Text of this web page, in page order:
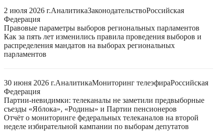
2 июля 2026 г.АналитикаЗаконодательствоРоссийская
Федерация
Правовые параметры выборов региональных парламентов
Как за пять лет изменились правила проведения выборов и
распределения мандатов на выборах региональных
парламентов
30 июня 2026 г.АналитикаМониторинг телеэфираРоссийская
Федерация
Партии-невидимки: телеканалы не заметили предвыборные
съезды «Яблока», «Родины» и Партии пенсионеров
Отчёт о мониторинге федеральных телеканалов на второй
неделе избирательной кампании по выборам депутатов